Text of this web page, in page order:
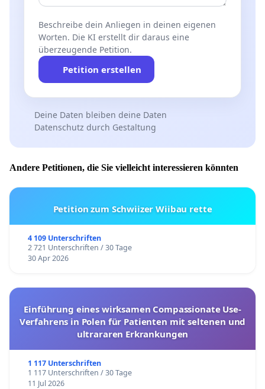
Beschreibe dein Anliegen in deinen eigenen
Worten. Die KI erstellt dir daraus eine
überzeugende Petition.
Petition erstellen
Deine Daten bleiben deine Daten
Datenschutz durch Gestaltung
Andere Petitionen, die Sie vielleicht interessieren könnten
Petition zum Schwiizer Wiibau rette
4 109 Unterschriften
2 721 Unterschriften / 30 Tage
30 Apr 2026
Einführung eines wirksamen Compassionate Use-
Verfahrens in Polen für Patienten mit seltenen und
ultrararen Erkrankungen
1 117 Unterschriften
1 117 Unterschriften / 30 Tage
11 Jul 2026